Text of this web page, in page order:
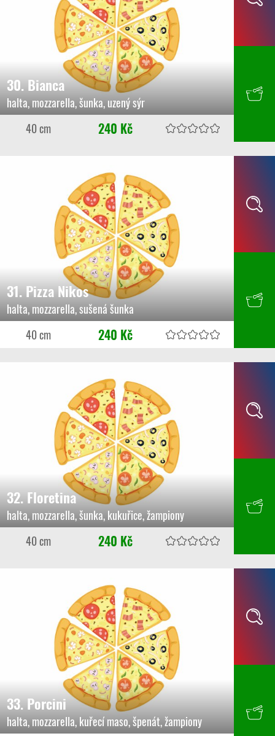
30. Bianca
halta, mozzarella, šunka, uzený sýr
40 cm
240 Kč
31. Pizza Nikos
halta, mozzarella, sušená šunka
40 cm
240 Kč
32. Floretina
halta, mozzarella, šunka, kukuřice, žampiony
40 cm
240 Kč
33. Porcini
halta, mozzarella, kuřecí maso, špenát, žampiony